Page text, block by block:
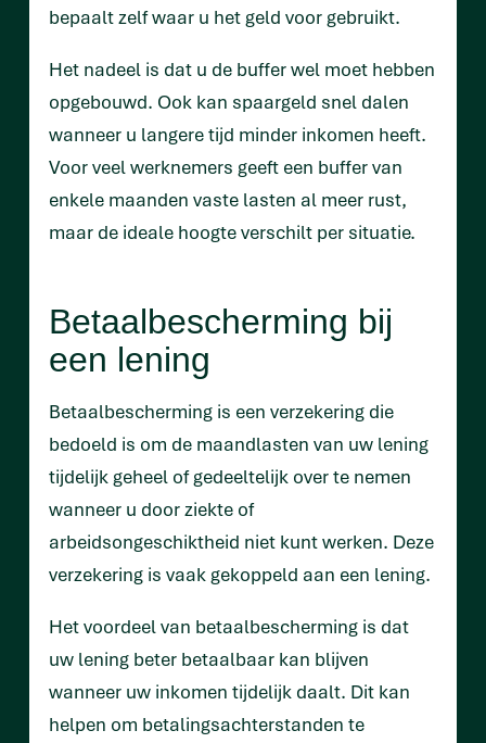
bepaalt zelf waar u het geld voor gebruikt.
Het nadeel is dat u de buffer wel moet hebben
opgebouwd. Ook kan spaargeld snel dalen
wanneer u langere tijd minder inkomen heeft.
Voor veel werknemers geeft een buffer van
enkele maanden vaste lasten al meer rust,
maar de ideale hoogte verschilt per situatie.
Betaalbescherming bij
een lening
Betaalbescherming is een verzekering die
bedoeld is om de maandlasten van uw lening
tijdelijk geheel of gedeeltelijk over te nemen
wanneer u door ziekte of
arbeidsongeschiktheid niet kunt werken. Deze
verzekering is vaak gekoppeld aan een lening.
Het voordeel van betaalbescherming is dat
uw lening beter betaalbaar kan blijven
wanneer uw inkomen tijdelijk daalt. Dit kan
helpen om betalingsachterstanden te